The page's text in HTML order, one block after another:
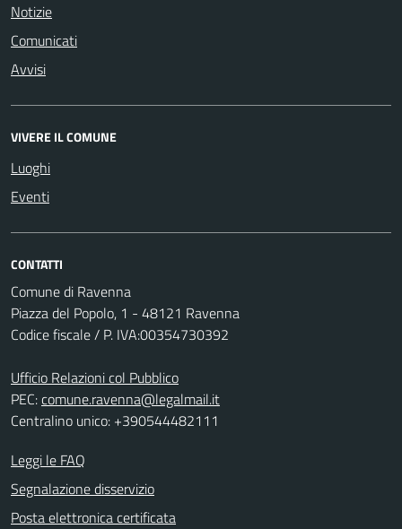
Notizie
Comunicati
Avvisi
VIVERE IL COMUNE
Luoghi
Eventi
CONTATTI
Comune di Ravenna
Piazza del Popolo, 1 - 48121 Ravenna
Codice fiscale / P. IVA:00354730392
Ufficio Relazioni col Pubblico
PEC:comune.ravenna@legalmail.it
Centralino unico: +390544482111
Leggi le FAQ
Segnalazione disservizio
Posta elettronica certificata